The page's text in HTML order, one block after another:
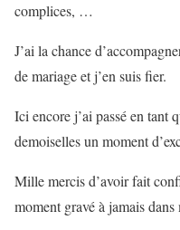
complices, …
J’ai la chance
de mariage et j’en suis fier.
Ici encore j’ai passé en tant
demoiselles un moment
Mille mercis d’avoir fait
moment gravé à jamais